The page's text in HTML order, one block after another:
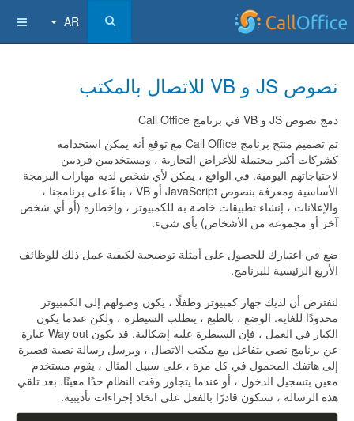
AR
نصوص JS و VB للاتصال بالمكتب
دمج نصوص JS و VB في برنامج Call Office
تم تصميم منتج برنامج Call Office مع توقع أنه يمكن استخدامه
كشركات أكبر محتملة للأغراض التجارية ، ومستخدمين فرديين
لاحتياجاتهم اليومية. في الواقع ، يمكن لأي شخص لديه مهارات البرمجة
الأساسية ومعرفة بنصوص JavaScript أو VB ، بناءً على برنامجنا ،
والإعلانات ، إنشاء تطبيقات خاصة به للكمبيوتر ، وإخطاره (أو أي شخص
آخر أو مجموعة من الأشخاص) بأي شيء.
ضع في اعتبارك للحصول على أمثلة توضيحية لكيفية عمل ذلك للوظائف
الأربع الرئيسية للبرنامج.
لنفترض أن لديك جهاز كمبيوتر وطفلًا ، يكون وصولهم إلى الكمبيوتر
محدودًا للغاية. الوضع ، بالطبع ، يتطلب السيطرة ، ولكن عندما يكون
الكبار في العمل ، فإن السيطرة عليه إشكالية. قد يكون Way out عبارة
عن برنامج نصي يتفاعل مع مكتب الاتصال ، ويرسل رسالة نصية قصيرة
إلى هاتفك المحمول في كل مرة ، على سبيل المثال ، يقوم مستخدم
معين بتسجيل الدخول ، أو عندما يتجاوز وقت النظام حدًا معينًا. بعد تلقي
هذه الرسالة ، ستكون قادرًا بالفعل على اتخاذ إجراءات تأديبية.